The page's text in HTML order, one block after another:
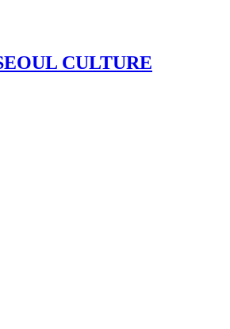
CULTURE